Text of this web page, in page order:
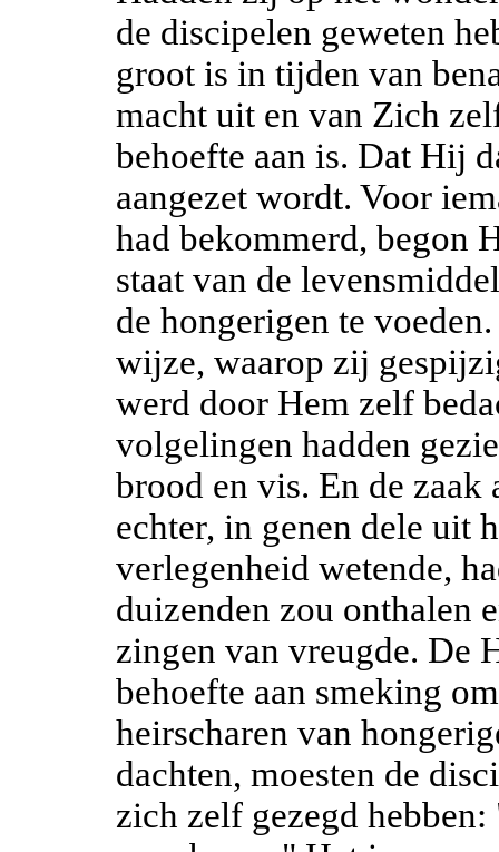
de discipelen geweten
groot is in tijden van
macht uit en van Zich
behoefte aan is. Dat Hij
aangezet wordt. Voor
had bekommerd, begon
staat van de
de hongerigen te
wijze, waarop zij
werd door Hem zelf
volgelingen hadden
brood en vis. En de zaak
echter, in genen dele uit
verlegenheid wetende,
duizenden zou onthalen
zingen van vreugde. De
behoefte aan smeking
heirscharen van
dachten, moesten de
zich zelf gezegd